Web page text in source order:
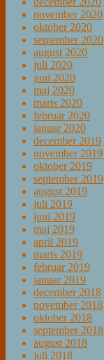
november 2020
oktober 2020
september 2020
august 2020
juli 2020
juni 2020
maj 2020
marts 2020
februar 2020
januar 2020
december 2019
november 2019
oktober 2019
september 2019
august 2019
juli 2019
juni 2019
maj 2019
april 2019
marts 2019
februar 2019
januar 2019
december 2018
november 2018
oktober 2018
september 2018
august 2018
juli 2018